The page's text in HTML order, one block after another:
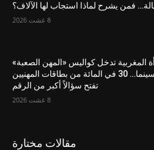
فمن يشرح لماذا استجاب لها الآلاف؟
8 غشت 2026
المغربية تدخل كواليس «المهن الصعبة»
في السينما… 30 في المائة من بطاقات المهنيين
تفتح سؤالاً أكبر من الرقم
8 غشت 2026
مقالات مختارة